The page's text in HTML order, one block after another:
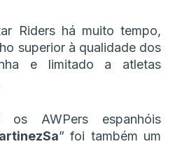
Riders há muito tempo,
superior à qualidade dos
e limitado a atletas
AWPers espanhóis
” foi também um